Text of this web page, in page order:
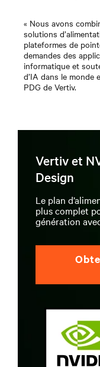
« Nous avons
solutions
plateformes de
demandes des
informatique et
d’IA dans le monde
PDG de Vertiv.
Vertiv et
Design
Le plan
plus complet
génération